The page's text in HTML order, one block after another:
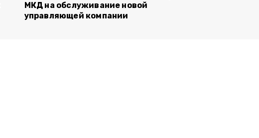
МКД на обслуживание новой
управляющей компании